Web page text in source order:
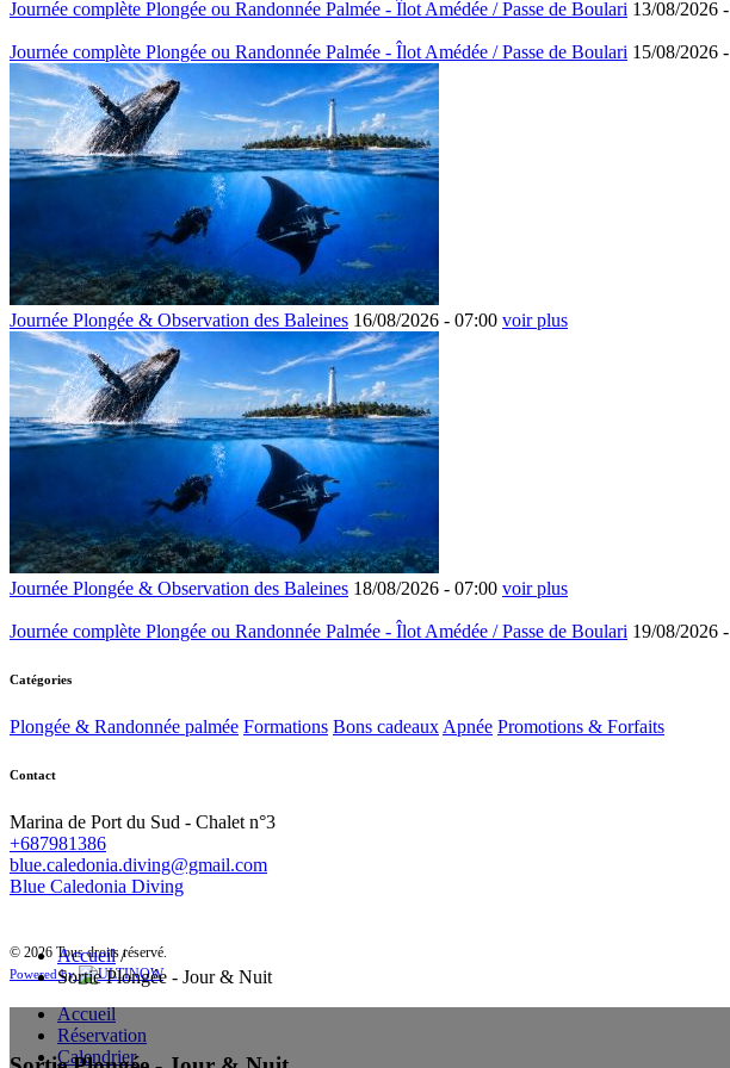
Accueil/
Sortie Plongée - Jour & Nuit
Journée complète Plongée ou Randonnée Palmée - Îlot Amédée / Passe de Boulari 13/08/2026 -
Journée complète Plongée ou Randonnée Palmée - Îlot Amédée / Passe de Boulari 15/08/2026 -
Journée Plongée & Observation des Baleines 16/08/2026 - 07:00 voir plus
Journée Plongée & Observation des Baleines 18/08/2026 - 07:00 voir plus
Journée complète Plongée ou Randonnée Palmée - Îlot Amédée / Passe de Boulari 19/08/2026 -
Catégories
Plongée & Randonnée palmée Formations Bons cadeaux Apnée Promotions & Forfaits
Contact
Marina de Port du Sud - Chalet n°3
+687981386
blue.caledonia.diving@gmail.com
Blue Caledonia Diving
© 2026 Tous droits réservé.
Powered by
Accueil
Réservation
Calendrier